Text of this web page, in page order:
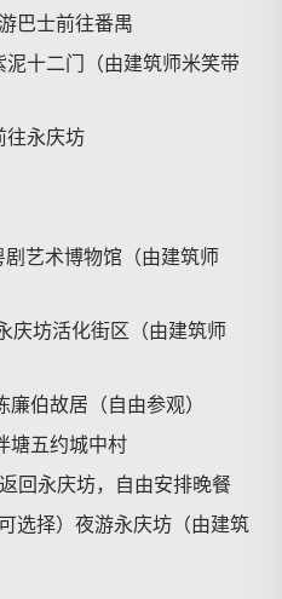
巴士前往番禺
泥十二门（由建筑师米笑带
往永庆坊
剧艺术博物馆（由建筑师
庆坊活化街区（由建筑师
伯故居（自由参观）
塘五约城中村
回永庆坊，自由安排晚餐
选择）夜游永庆坊（由建筑